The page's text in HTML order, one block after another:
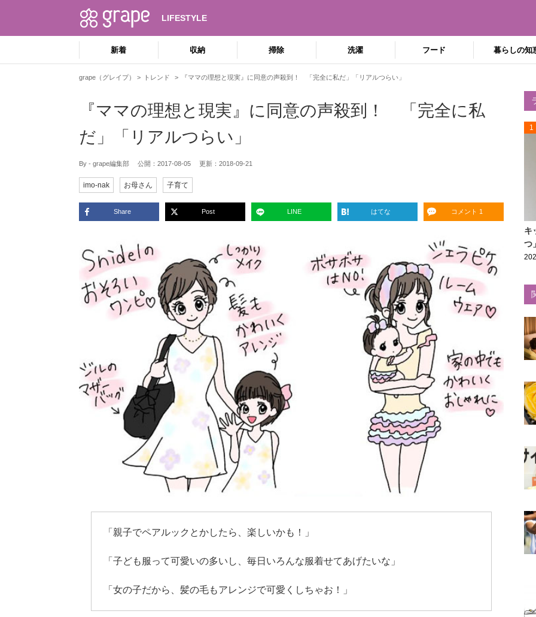
LIFESTYLE
新着 収納 掃除 洗濯 フード 暮らしの知
grape（グレイプ） トレンド 『ママの理想と現実』に同意の声殺到！ 「完全に私だ」「リアルつらい」
『ママの理想と現実』に同意の声殺到！ 「完全に私
だ」「リアルつらい」
By - grape編集部 公開： 2017-08-05 更新： 2018-09-21
imo-nak お母さん 子育て
Share Post LINE はてな コメント 1
「親子でペアルックとかしたら、楽しいかも！」
「子ども服って可愛いの多いし、毎日いろんな服着せてあげたいな」
「女の子だから、髪の毛もアレンジで可愛くしちゃお！」
1
キ
つ